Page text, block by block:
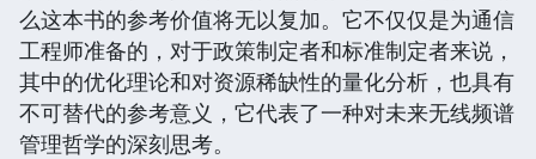
么这本书的参考价值将无以复加。它不仅仅是为通信
工程师准备的，对于政策制定者和标准制定者来说，
其中的优化理论和对资源稀缺性的量化分析，也具有
不可替代的参考意义，它代表了一种对未来无线频谱
管理哲学的深刻思考。